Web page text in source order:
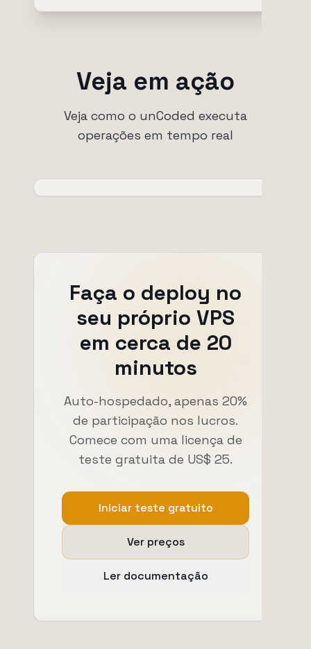
Veja em ação
Veja como o unCoded executa
operações em tempo real
Faça o deploy no
seu próprio VPS
em cerca de 20
minutos
Auto-hospedado, apenas 20%
de participação nos lucros.
Comece com uma licença de
teste gratuita de US$ 25.
Iniciar teste gratuito
Ver preços
Ler documentação